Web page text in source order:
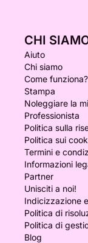
CHI
Aiuto
Chi siamo
Come funziona?
Stampa
Noleggiare la
Professionista
Politica sulla
Politica sui
Termini e
Informazioni
Partner
Unisciti a noi!
Indicizzazione
Politica di
Politica di
Blog